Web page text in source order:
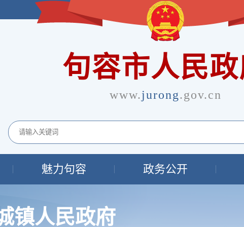
句容市人民
www.jurong.gov.cn
魅力句容 政务公开
镇人民政府